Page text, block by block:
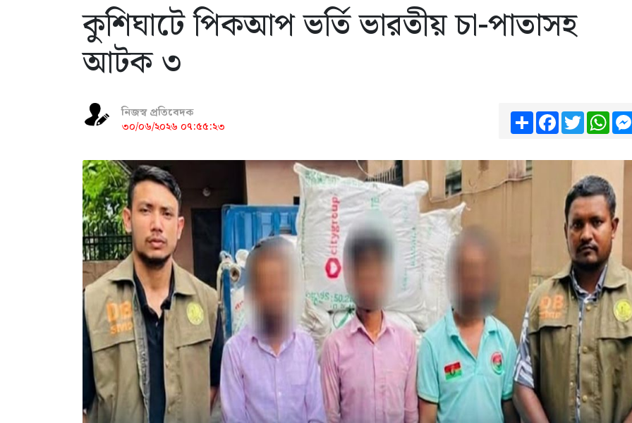
কুশিঘাটে পিকআপ ভর্তি ভারতীয় চা-পাতাসহ
আটক ৩
নিজস্ব প্রতিবেদক
৩০/০৬/২০২৬ ০৭:৫৫:২৩
ShareFacebook
Twitter